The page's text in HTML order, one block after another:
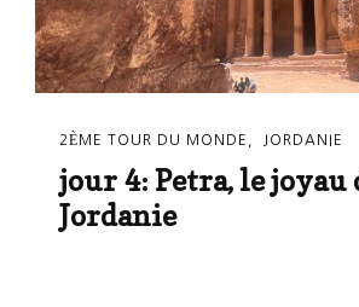
2ÈME TOUR DU MONDE JORDANIE
jour 4: Petra, le joyau
Jordanie